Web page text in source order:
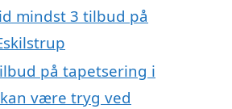
mindst 3 tilbud på
på tapetsering i
være tryg ved